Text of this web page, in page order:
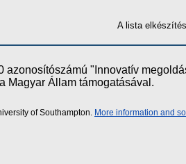
A lista
"Innovatív
Magyar Állam támogatásával.
of Southampton. More information and